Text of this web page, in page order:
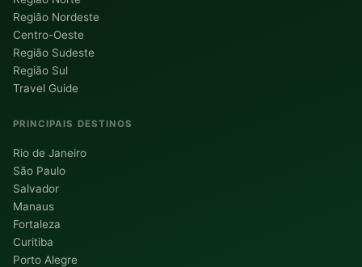
Região Nordeste
Centro-Oeste
Região Sudeste
Região Sul
Travel Guide
PRINCIPAIS DESTINOS
Rio de Janeiro
São Paulo
Salvador
Manaus
Fortaleza
Curitiba
Porto Alegre